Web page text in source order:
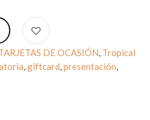
DE OCASIÓN, Tropical
,giftcard,presentación,